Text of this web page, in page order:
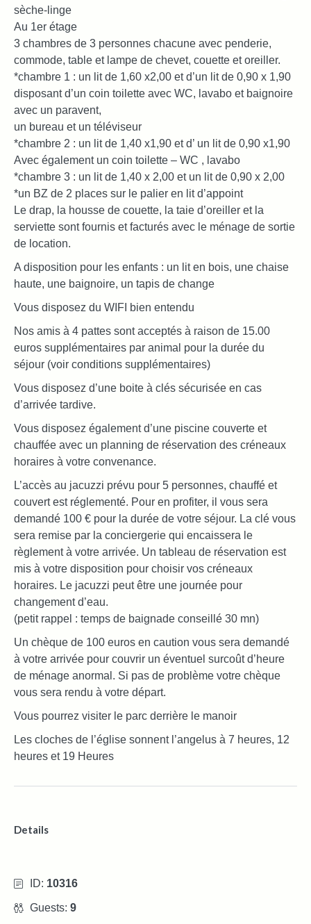
sèche-linge
Au 1er étage
3 chambres de 3 personnes chacune avec penderie,
commode, table et lampe de chevet, couette et oreiller.
*chambre 1 : un lit de 1,60 x2,00 et d’un lit de 0,90 x 1,90
disposant d’un coin toilette avec WC, lavabo et baignoire
avec un paravent,
un bureau et un téléviseur
*chambre 2 : un lit de 1,40 x1,90 et d’ un lit de 0,90 x1,90
Avec également un coin toilette – WC , lavabo
*chambre 3 : un lit de 1,40 x 2,00 et un lit de 0,90 x 2,00
*un BZ de 2 places sur le palier en lit d’appoint
Le drap, la housse de couette, la taie d’oreiller et la
serviette sont fournis et facturés avec le ménage de sortie
de location.
A disposition pour les enfants : un lit en bois, une chaise
haute, une baignoire, un tapis de change
Vous disposez du WIFI bien entendu
Nos amis à 4 pattes sont acceptés à raison de 15.00
euros supplémentaires par animal pour la durée du
séjour (voir conditions supplémentaires)
Vous disposez d’une boite à clés sécurisée en cas
d’arrivée tardive.
Vous disposez également d’une piscine couverte et
chauffée avec un planning de réservation des créneaux
horaires à votre convenance.
L’accès au jacuzzi prévu pour 5 personnes, chauffé et
couvert est réglementé. Pour en profiter, il vous sera
demandé 100 € pour la durée de votre séjour. La clé vous
sera remise par la conciergerie qui encaissera le
règlement à votre arrivée. Un tableau de réservation est
mis à votre disposition pour choisir vos créneaux
horaires. Le jacuzzi peut être une journée pour
changement d’eau.
(petit rappel : temps de baignade conseillé 30 mn)
Un chèque de 100 euros en caution vous sera demandé
à votre arrivée pour couvrir un éventuel surcoût d’heure
de ménage anormal. Si pas de problème votre chèque
vous sera rendu à votre départ.
Vous pourrez visiter le parc derrière le manoir
Les cloches de l’église sonnent l’angelus à 7 heures, 12
heures et 19 Heures
Details
ID: 10316
Guests: 9